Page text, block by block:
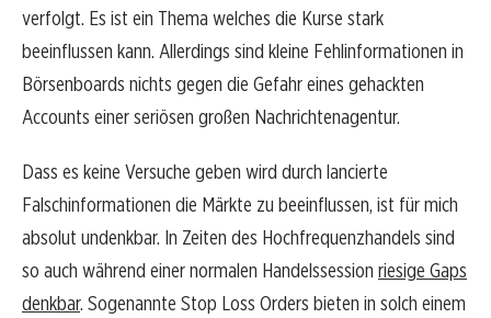
verfolgt. Es ist ein Thema welches die Kurse stark
beeinflussen kann. Allerdings sind kleine Fehlinformationen in
Börsenboards nichts gegen die Gefahr eines gehackten
Accounts einer seriösen großen Nachrichtenagentur.
Dass es keine Versuche geben wird durch lancierte
Falschinformationen die Märkte zu beeinflussen, ist für mich
absolut undenkbar. In Zeiten des Hochfrequenzhandels sind
so auch während einer normalen Handelssession riesige Gaps
denkbar. Sogenannte Stop Loss Orders bieten in solch einem